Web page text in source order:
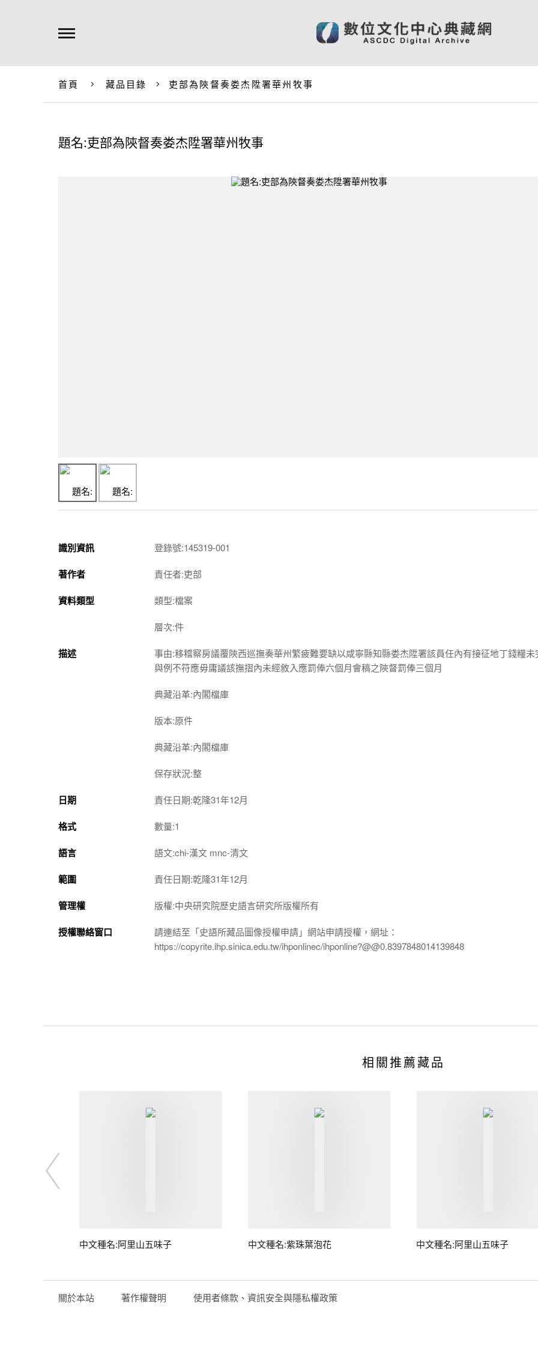
首頁 藏品目錄 吏部為陝督奏娄杰陞署華州牧事
題名:吏部為陝督奏娄杰陞署華州牧事
識別資訊 登錄號:145319-001
著作者 責任者:吏部
資料類型 類型:檔案
層次:件
描述
事由:移稽察房議覆陝西巡撫奏華州繁疲難要缺以咸寧縣知縣娄杰陞署該員任內有接征地丁錢糧未
與例不符應毋庸議該撫摺內未經敘入應罰俸六個月會稿之陝督罰俸三個月
典藏沿革:內閣檔庫
版本:原件
典藏沿革:內閣檔庫
保存狀況:整
日期 責任日期:乾隆31年12月
格式 數量:1
語言 語文:chi-漢文 mnc-清文
範圍 責任日期:乾隆31年12月
管理權 版權:中央研究院歷史語言研究所版權所有
授權聯絡窗口
請連結至「史語所藏品圖像授權申請」網站申請授權，網址：
https://copyrite.ihp.sinica.edu.tw/ihponlinec/ihponline?@@0.8397848014139848
相關推薦藏品
中文種名:阿里山五味子 中文種名:紫珠葉泡花 中文種名:阿里山五味子
關於本站 著作權聲明 使用者條款、資訊安全與隱私權政策